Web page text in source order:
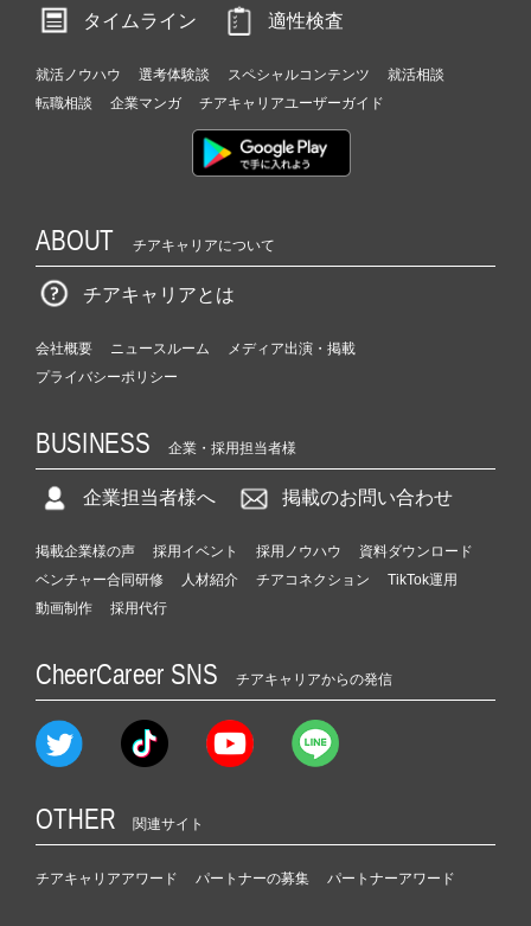
タイムライン
適性検査
就活ノウハウ 選考体験談 スペシャルコンテンツ
就活相談
転職相談
企業マンガ チアキャリアユーザーガイド
ABOUT チアキャリアについて
チアキャリアとは
会社概要 ニュースルーム
メディア出演・掲載
プライバシーポリシー
BUSINESS 企業・採用担当者様
企業担当者様へ 掲載のお問い合わせ
掲載企業様の声 採用イベント 採用ノウハウ
資料ダウンロード
ベンチャー合同研修
人材紹介 チアコネクション
TikTok運用
動画制作
採用代行
CheerCareer SNS チアキャリアからの発信
OTHER 関連サイト
チアキャリアアワード パートナーの募集 パートナーアワード